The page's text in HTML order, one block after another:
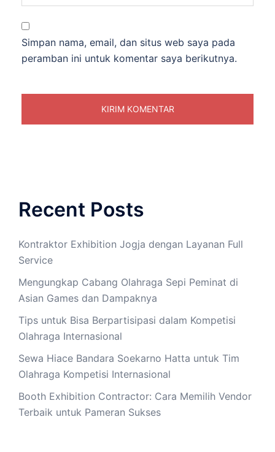
Simpan nama, email, dan situs web saya pada
peramban ini untuk komentar saya berikutnya.
Recent Posts
Kontraktor Exhibition Jogja dengan Layanan Full
Service
Mengungkap Cabang Olahraga Sepi Peminat di
Asian Games dan Dampaknya
Tips untuk Bisa Berpartisipasi dalam Kompetisi
Olahraga Internasional
Sewa Hiace Bandara Soekarno Hatta untuk Tim
Olahraga Kompetisi Internasional
Booth Exhibition Contractor: Cara Memilih Vendor
Terbaik untuk Pameran Sukses